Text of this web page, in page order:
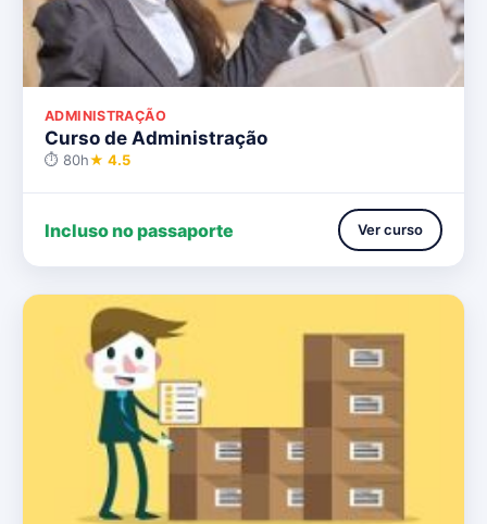
ADMINISTRAÇÃO
Curso de Administração
⏱ 80h★ 4.5
Incluso no passaporte Ver curso